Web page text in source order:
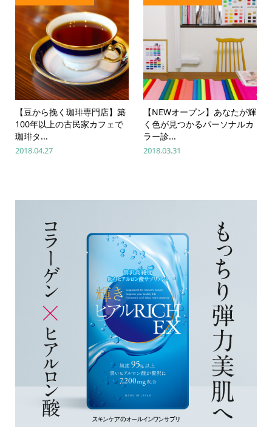
【豆から挽く珈琲専門店】築
100年以上の古民家カフェで
珈琲タ...
2018.04.27
【NEWオープン】あなたが輝
く色が見つかるパーソナルカ
ラー診...
2018.03.31